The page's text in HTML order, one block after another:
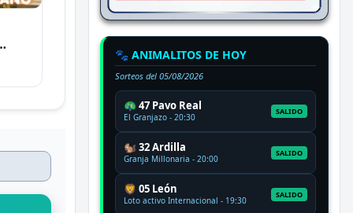
🐾 ANIMALITOS DE HOY
Sorteos del 05/08/2026
🦚 47 Pavo Real
El Granjazo - 20:30
SALIDO
🐿️ 32 Ardilla
Granja Millonaria - 20:00
SALIDO
🦁 05 León
Loto activo Internacional - 19:30
SALIDO